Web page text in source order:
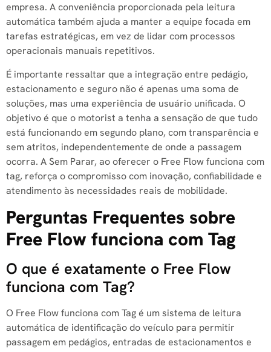
empresa. A conveniência proporcionada pela leitura
automática também ajuda a manter a equipe focada em
tarefas estratégicas, em vez de lidar com processos
operacionais manuais repetitivos.
É importante ressaltar que a integração entre pedágio,
estacionamento e seguro não é apenas uma soma de
soluções, mas uma experiência de usuário unificada. O
objetivo é que o motorist a tenha a sensação de que tudo
está funcionando em segundo plano, com transparência e
sem atritos, independentemente de onde a passagem
ocorra. A Sem Parar, ao oferecer o Free Flow funciona com
tag, reforça o compromisso com inovação, confiabilidade e
atendimento às necessidades reais de mobilidade.
Perguntas Frequentes sobre
Free Flow funciona com Tag
O que é exatamente o Free Flow
funciona com Tag?
O Free Flow funciona com Tag é um sistema de leitura
automática de identificação do veículo para permitir
passagem em pedágios, entradas de estacionamentos e